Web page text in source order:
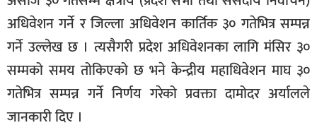
अधिवेशन गर्ने र जिल्ला अधिवेशन कार्तिक ३० गतेभित्र सम्पन्न
गर्ने उल्लेख छ । त्यसैगरी प्रदेश अधिवेशनका लागि मंसिर ३०
सम्मको समय तोकिएको छ भने केन्द्रीय महाधिवेशन माघ ३०
गतेभित्र सम्पन्न गर्ने निर्णय गरेको प्रवक्ता दामोदर अर्यालले
जानकारी दिए ।